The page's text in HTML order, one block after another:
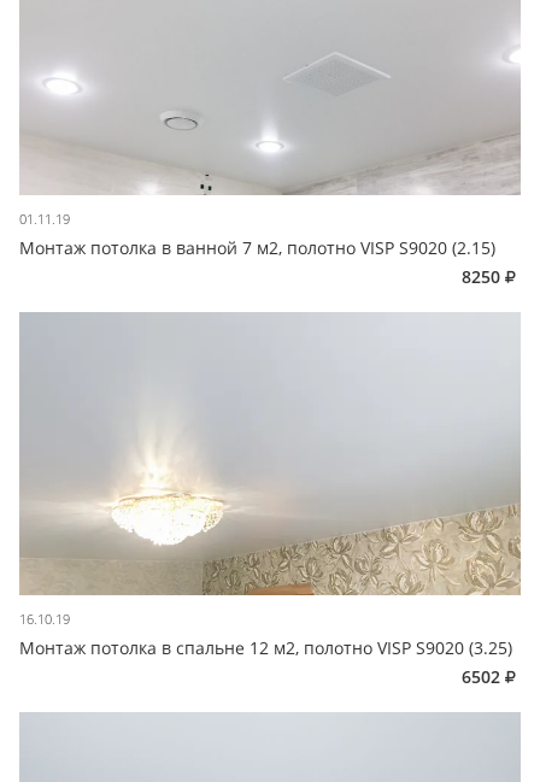
01.11.19
Монтаж потолка в ванной 7 м2, полотно VISP S9020 (2.15)
8250
16.10.19
Монтаж потолка в спальне 12 м2, полотно VISP S9020 (3.25)
6502